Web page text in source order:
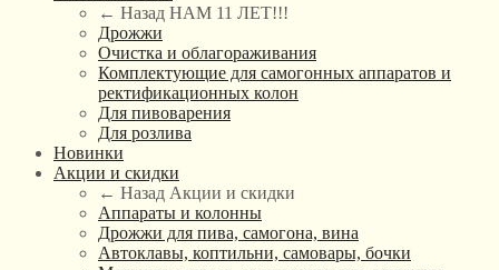
← Назад НАМ 11 ЛЕТ!!!
Дрожжи
Очистка и облагораживания
Комплектующие для самогонных аппаратов и
ректификационных колон
Для пивоварения
Для розлива
Новинки
Акции и скидки
← Назад Акции и скидки
Аппараты и колонны
Дрожжи для пива, самогона, вина
Автоклавы, коптильни, самовары, бочки